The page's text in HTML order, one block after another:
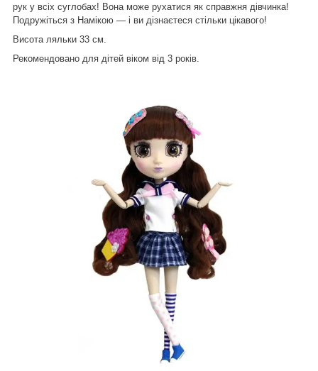
рук у всіх суглобах! Вона може рухатися як справжня дівчинка!
Подружіться з Намікою — і ви дізнаєтеся стільки цікавого!
Висота ляльки 33 см.
Рекомендовано для дітей віком від 3 років.